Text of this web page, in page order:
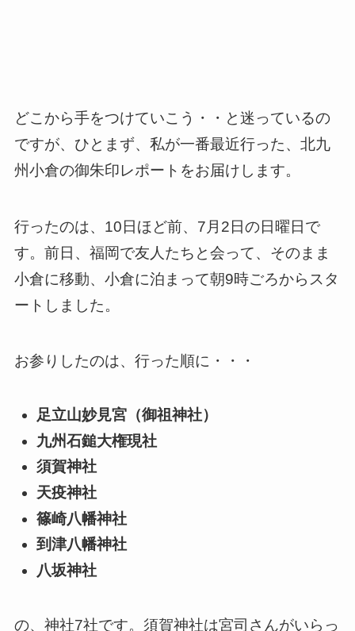
どこから手をつけていこう・・と迷っているの
ですが、ひとまず、私が一番最近行った、北九
州小倉の御朱印レポートをお届けします。
行ったのは、10日ほど前、7月2日の日曜日で
す。前日、福岡で友人たちと会って、そのまま
小倉に移動、小倉に泊まって朝9時ごろからスタ
ートしました。
お参りしたのは、行った順に・・・
足立山妙見宮（御祖神社）
九州石鎚大権現社
須賀神社
天疫神社
篠崎八幡神社
到津八幡神社
八坂神社
の、神社7社です。須賀神社は宮司さんがいらっ